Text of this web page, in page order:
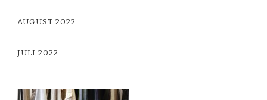
AUGUST 2022
JULI 2022